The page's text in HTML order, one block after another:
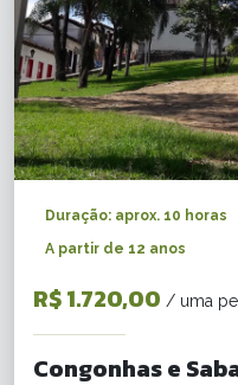
Duração: aprox. 10 horas
A partir de 12 anos
R$ 1.720,00 / uma
Congonhas e